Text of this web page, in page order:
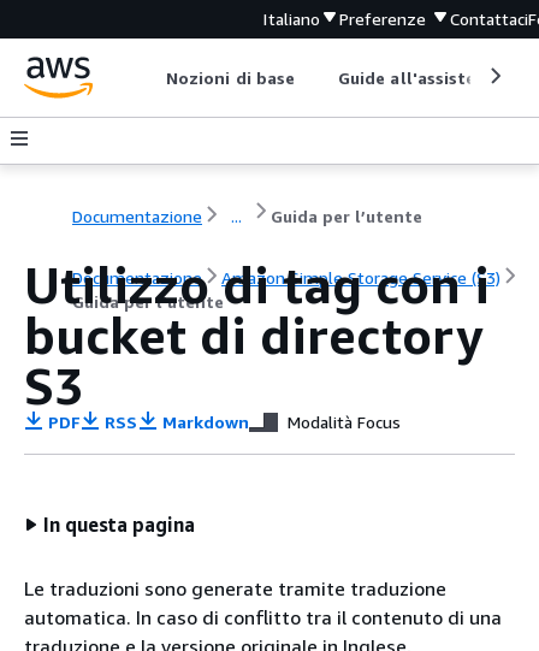
Italiano Preferenze Contattaci
Nozioni di base Guide all'assistenza
Documentazione ... Guida per l’utente
Documentazione
Amazon Simple Storage Service (S3)
Guida per l’utente
Utilizzo di tag con i
bucket di directory
S3
PDF RSS Markdown Modalità Focus
In questa pagina
Le traduzioni sono generate tramite traduzione
automatica. In caso di conflitto tra il contenuto di una
traduzione e la versione originale in Inglese,